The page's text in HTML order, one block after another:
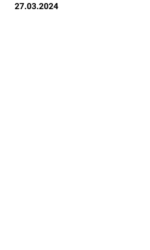
27.03.2024